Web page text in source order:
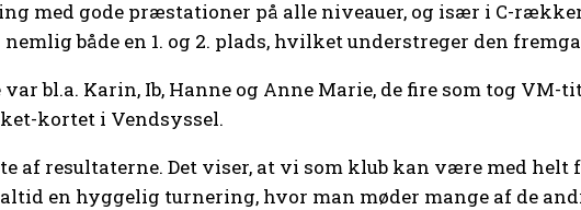
med gode præstationer på alle niveauer, og især i C-
både en 1. og 2. plads, hvilket understreger den
bl.a. Karin, Ib, Hanne og Anne Marie, de fire som tog VM-
kortet i Vendsyssel.
af resultaterne. Det viser, at vi som klub kan være med
en hyggelig turnering, hvor man møder mange af de